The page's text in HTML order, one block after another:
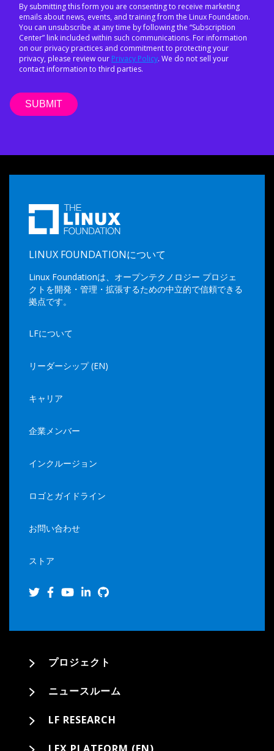
By submitting this form you are consenting to receive marketing
emails about news, events, and training from the Linux Foundation.
You can unsubscribe at any time by following the “Subscription
Center” link included within such communications. For information
on our privacy practices and commitment to protecting your
privacy, please review our Privacy Policy. We do not sell your
contact information to third parties.
LINUX FOUNDATIONについて
Linux Foundationは、オープンテクノロジー プロジェ
クトを開発・管理・拡張するための中立的で信頼できる
拠点です。
LFについて
リーダーシップ (EN)
キャリア
企業メンバー
インクルージョン
ロゴとガイドライン
お問い合わせ
ストア
プロジェクト
ニュースルーム
LF RESEARCH